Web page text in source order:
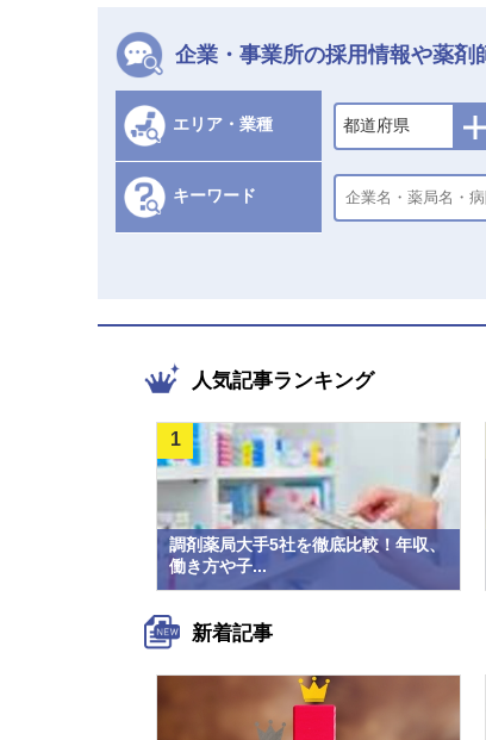
企業・事業所の採用情報や薬剤
エリア・業種 都道府県
キーワード
人気記事ランキング
調剤薬局大手5社を徹底比較！年収、
働き方や子...
1
新着記事